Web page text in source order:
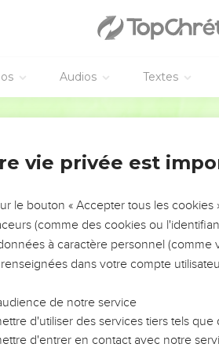
Audios Textes
sujet de la vengeance
a été dit : Œil pour œil et dent pour
un procès et prendre ta chemise,
faire un kilomètre, fais-en deux avec
une demande et ne te
a été dit : ‘Tu aimeras ton prochain
Aimez vos ennemis, [bénissez ceux
pour ceux [qui vous maltraitent et] qui
et sur les injustes.
vous aiment, quelle récompense
vie privée est
le bouton « Accepter tous les
(comme des cookies ou
à caractère personnel (comme
dans votre compte
de notre service
d'utiliser des services tiers tels
d'entrer en contact avec notre